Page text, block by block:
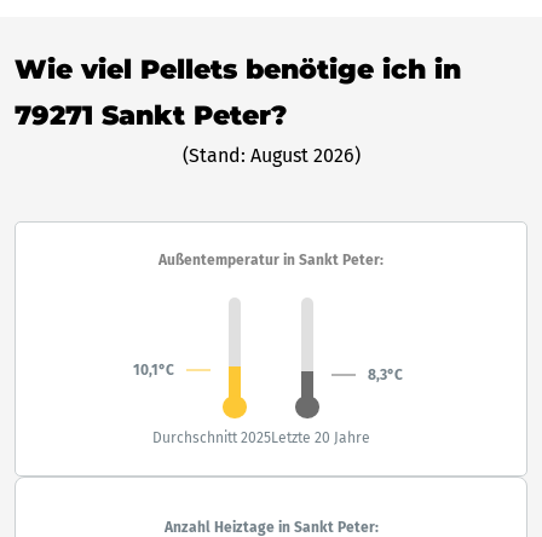
Wie viel Pellets benötige ich in
79271 Sankt Peter?
(Stand: August 2026)
Außentemperatur in Sankt Peter:
10,1°C 8,3°C
Durchschnitt 2025Letzte 20 Jahre
Anzahl Heiztage in Sankt Peter: